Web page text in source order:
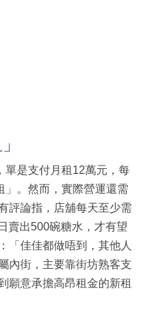
單是支付月租12萬元，每
」。然而，實際營運還需
評論指，店舖每天至少需
賣出500碗糖水，才有望
「佳佳都做唔到，其他人
內街，主要靠街坊熟客支
願意承擔高昂租金的新租